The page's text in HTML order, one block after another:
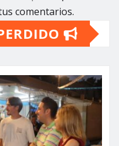
comentarios.